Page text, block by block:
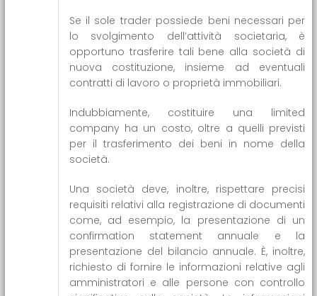
Se il sole trader possiede beni necessari per
lo svolgimento dell’attività societaria, è
opportuno trasferire tali bene alla società di
nuova costituzione, insieme ad eventuali
contratti di lavoro o proprietà immobiliari.
Indubbiamente, costituire una limited
company ha un costo, oltre a quelli previsti
per il trasferimento dei beni in nome della
società.
Una società deve, inoltre, rispettare precisi
requisiti relativi alla registrazione di documenti
come, ad esempio, la presentazione di un
confirmation statement annuale e la
presentazione del bilancio annuale. È, inoltre,
richiesto di fornire le informazioni relative agli
amministratori e alle persone con controllo